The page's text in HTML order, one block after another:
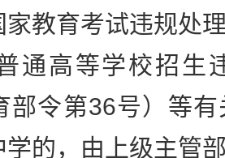
家教育考试违规处
通高等学校招生
部令第36号）等
的，由上级主管